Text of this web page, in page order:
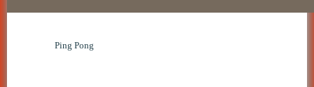
Ping Pong